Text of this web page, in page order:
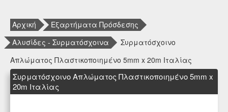
Αρχική
Εξαρτήματα Πρόσδεσης
Αλυσίδες - Συρματόσχοινα
Συρματόσχοινο
Απλώματος Πλαστικοποιημένο 5mm x 20m Ιταλίας
Συρματόσχοινο Απλώματος Πλαστικοποιημένο 5mm x
20m Ιταλίας